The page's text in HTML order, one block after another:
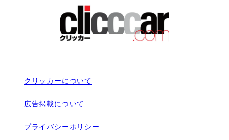
クリッカーについて
広告掲載について
プライバシーポリシー